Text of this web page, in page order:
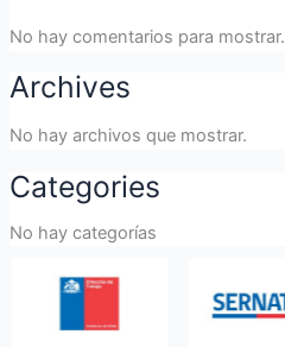
No hay comentarios para mostrar.
Archives
No hay archivos que mostrar.
Categories
No hay categorías